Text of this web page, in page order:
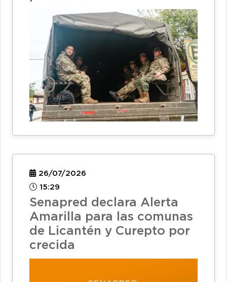
26/07/2026
15:29
Senapred declara Alerta
Amarilla para las comunas
de Licantén y Curepto por
crecida